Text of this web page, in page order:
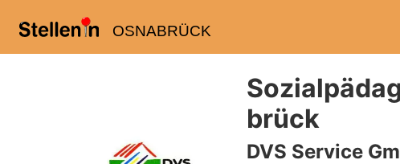
OSNABRÜCK
brück
DVS Service